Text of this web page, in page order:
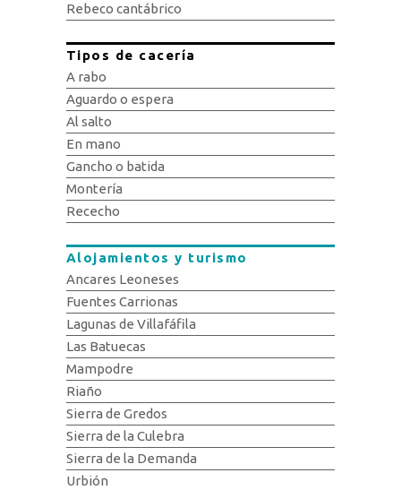
Rebeco cantábrico
Tipos de cacería
A rabo
Aguardo o espera
Al salto
En mano
Gancho o batida
Montería
Rececho
Alojamientos y turismo
Ancares Leoneses
Fuentes Carrionas
Lagunas de Villafáfila
Las Batuecas
Mampodre
Riaño
Sierra de Gredos
Sierra de la Culebra
Sierra de la Demanda
Urbión